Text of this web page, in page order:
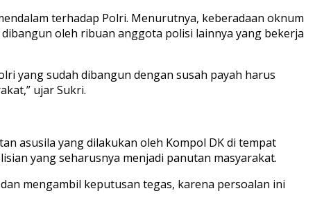
terhadap Polri. Menurutnya, keberadaan oknum
oleh ribuan anggota polisi lainnya yang bekerja
yang sudah dibangun dengan susah payah harus
ujar Sukri.
asusila yang dilakukan oleh Kompol DK di tempat
yang seharusnya menjadi panutan masyarakat.
mengambil keputusan tegas, karena persoalan ini